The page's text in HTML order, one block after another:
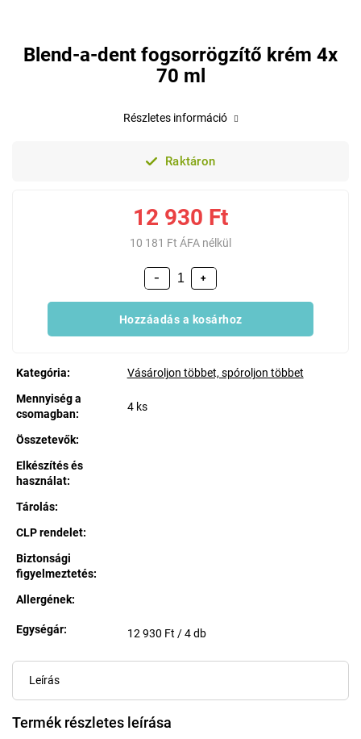
Blend-a-dent fogsorrögzítő krém 4x
70 ml
Raktáron
12 930 Ft
10 181 Ft ÁFA nélkül
+
−
Hozzáadás a kosárhoz
Kategória:
Vásároljon többet, spóroljon többet
Mennyiség a
csomagban:
4 ks
Összetevők:
Elkészítés és
használat:
Tárolás:
CLP rendelet:
Biztonsági
figyelmeztetés:
Allergének:
Egységár: Egységár:
12 930 Ft / 4 db
Részletes információ
Leírás
Termék részletes leírása